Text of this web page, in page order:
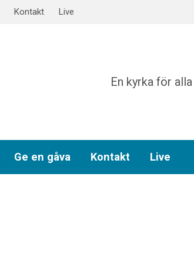
Kontakt Live
En kyrka för
Ge en gåva Kontakt Live